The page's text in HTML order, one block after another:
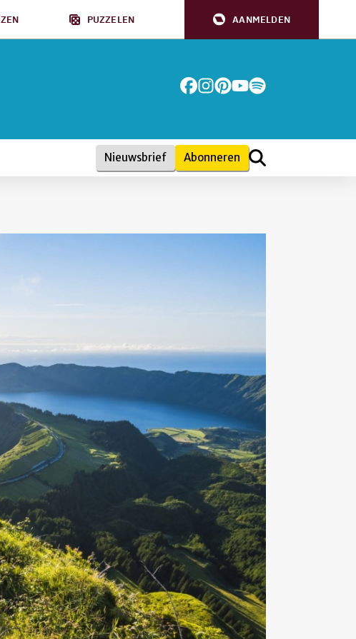
PUZZELEN AANMELDEN
Nieuwsbrief Abonneren